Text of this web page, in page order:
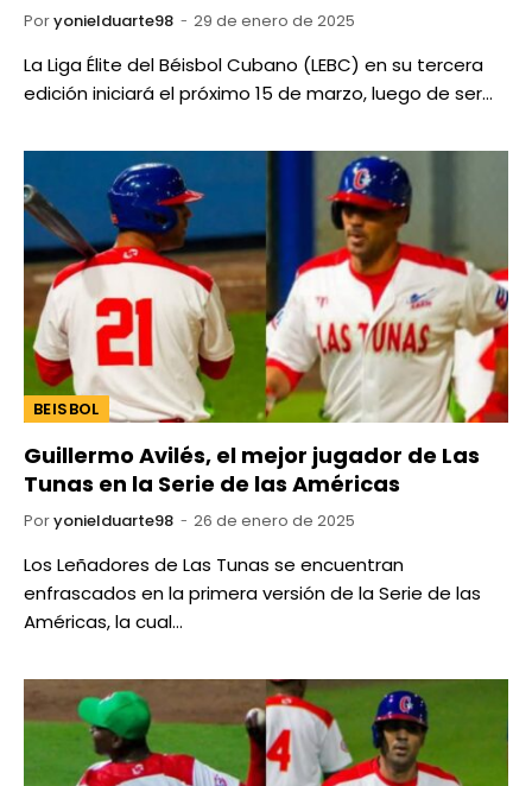
Poryonielduarte98 29 de enero de 2025
La Liga Élite del Béisbol Cubano (LEBC) en su tercera
edición iniciará el próximo 15 de marzo, luego de ser…
BEISBOL
Guillermo Avilés, el mejor jugador de Las
Tunas en la Serie de las Américas
Poryonielduarte98 26 de enero de 2025
Los Leñadores de Las Tunas se encuentran
enfrascados en la primera versión de la Serie de las
Américas, la cual…